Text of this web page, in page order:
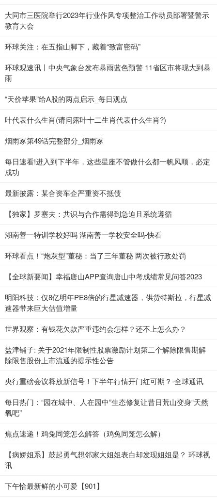
大同市三医院举行2023年行业作风专项整治工作动员部署暨警示
教育大会
环球关注：在五指山脚下，藏着“致富密码”
环球观速讯丨中央气象台发布暴雨蓝色预警 11省区市将现大到暴
雨
“天价苹果”给A股的两点启示_每日观点
叶代表什么生肖(请问露叶十二生肖代表什么生肖?)
烟雨冢第49话完整部分_烟雨冢
每日速看!进入到下半年，这些星座不管做什么都一帆风顺，必定
成功
最新披露：某合资车企严重资不抵债
【独家】罗塞夫：共识与合作需得到急迫且系统遵循
湖南善一特训学校好吗 湖南善一学校安全吗-快看
环球看点！“炮灰型”董秘：当了三年董秘 两次被行政处罚
【全球新要闻】幸福唐山APP查询唐山中考成绩常见问答2023
明阳科技：仅8亿明年PE8倍的行星减速器，供货特斯拉，行星减
速器带来巨大估值增量
世界观察：有钱花欠款严重违约会怎样？还不上怎么办？
盐津铺子: 关于2021年限制性股票激励计划第二个解除限售期解
除限售股份上市流通的提示性公告
央行重磅会议释放新信号！下半年行情开门红可期？-全球通讯
每日热门：“园在城中、人在园中”生态修复让昔日荒山变身“天然
氧吧”
焦点速递！鸡兔同笼怎么解答（鸡兔同笼怎么解）
【病娇姐系】鼓起勇气想邻家大姐姐表白却发现姐姐是？ 环球视
讯
下午恰最新鲜的小可爱【901】